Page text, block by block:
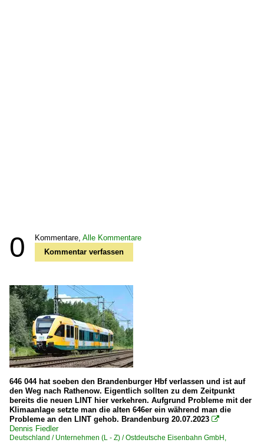
0 Kommentare, Alle Kommentare
Kommentar verfassen
646 044 hat soeben den Brandenburger Hbf verlassen und ist auf
den Weg nach Rathenow. Eigentlich sollten zu dem Zeitpunkt
bereits die neuen LINT hier verkehren. Aufgrund Probleme mit der
Klimaanlage setzte man die alten 646er ein während man die
Probleme an den LINT gehob. Brandenburg 20.07.2023 
Dennis Fiedler
Deutschland / Unternehmen (L - Z) / Ostdeutsche Eisenbahn GmbH,